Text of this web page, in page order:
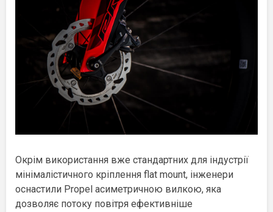
Окрім використання вже стандартних для індустрії
мінімалістичного кріплення flat mount, інженери
оснастили Propel асиметричною вилкою, яка
дозволяє потоку повітря ефективніше